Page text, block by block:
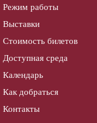
Режим работы
Выставки
Стоимость билетов
Доступная среда
Календарь
Как добраться
Контакты